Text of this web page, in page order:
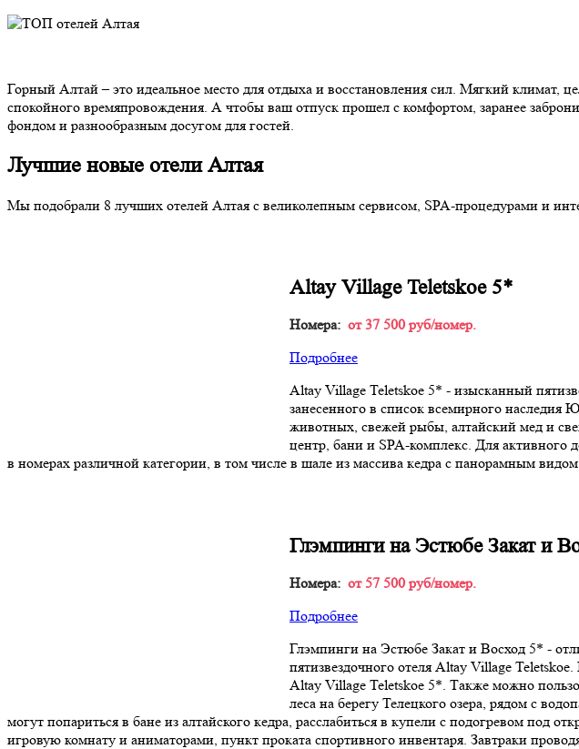
Горный Алтай – это идеальное место для отдыха и восстановления сил. Мягкий
спокойного времяпровождения. А чтобы ваш отпуск прошел с комфортом, заранее
фондом и разнообразным досугом для гостей.
Лучшие новые отели Алтая
Мы подобрали 8 лучших отелей Алтая с великолепным сервисом, SPA-процедурами и
Altay Village Teletskoe 5*
Номера: от 37 500 руб/номер.
Подробнее
Altay Village Teletskoe 5* - изысканный
занесенного в список всемирного
животных, свежей рыбы, алтайский мед и
центр, бани и SPA-комплекс. Для активного
в номерах различной категории, в том числе в шале из массива кедра с панорамным видом
Глэмпинги на Эстюбе Закат и
Номера: от 57 500 руб/номер.
Подробнее
Глэмпинги на Эстюбе Закат и Восход 5* -
пятизвездочного отеля Altay Village
Altay Village Teletskoe 5*. Также можно
леса на берегу Телецкого озера, рядом с
могут попариться в бане из алтайского кедра, расслабиться в купели с подогревом под
игровую комнату и аниматорами, пункт проката спортивного инвентаря. Завтраки